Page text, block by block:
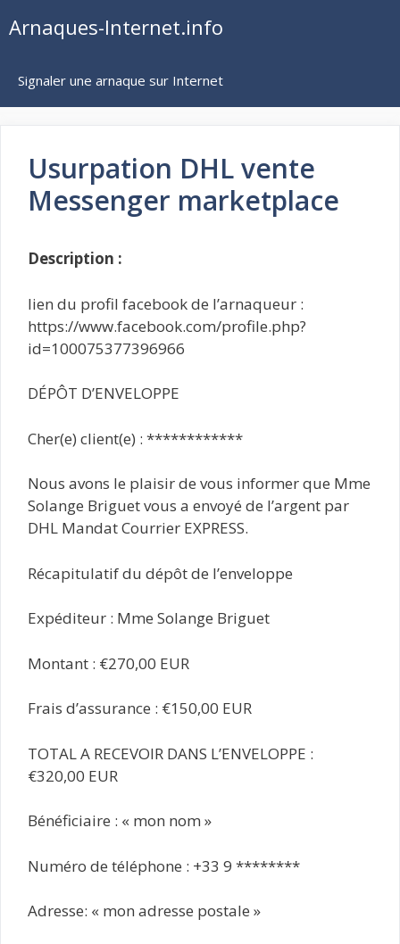
auArnaques-Internet.info
Signaler une arnaque sur Internet
Usurpation DHL vente
Messenger marketplace
Description :
lien du profil facebook de l’arnaqueur :
https://www.facebook.com/profile.php?
id=100075377396966
DÉPÔT D’ENVELOPPE
Cher(e) client(e) : ************
Nous avons le plaisir de vous informer que Mme
Solange Briguet vous a envoyé de l’argent par
DHL Mandat Courrier EXPRESS.
Récapitulatif du dépôt de l’enveloppe
Expéditeur : Mme Solange Briguet
Montant : €270,00 EUR
Frais d’assurance : €150,00 EUR
TOTAL A RECEVOIR DANS L’ENVELOPPE :
€320,00 EUR
Bénéficiaire : « mon nom »
Numéro de téléphone : ‪+33 9 ********
Adresse: « mon adresse postale »